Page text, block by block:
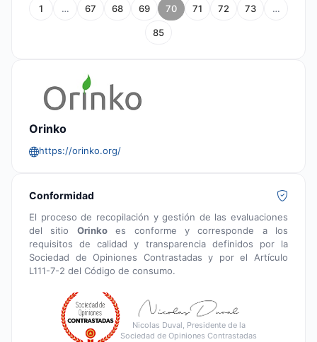
1 … 67 68 69 70 71 72 73 …
85
Orinko
https://orinko.org/
Conformidad
El proceso de recopilación y gestión de las evaluaciones
del sitio Orinkoes conforme y corresponde a los
requisitos de calidad y transparencia definidos por la
Sociedad de Opiniones Contrastadas y por el Artículo
L111-7-2 del Código de consumo.
Nicolas Duval, Presidente de la
Sociedad de Opiniones Contrastadas